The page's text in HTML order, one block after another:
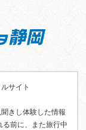
サイト
きし体験した情報
る前に、また旅行中